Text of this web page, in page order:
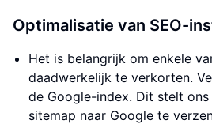
Optimalisatie van SEO-
Het is belangrijk om enkele
daadwerkelijk te verkorten.
de Google-index. Dit stelt
sitemap naar Google te